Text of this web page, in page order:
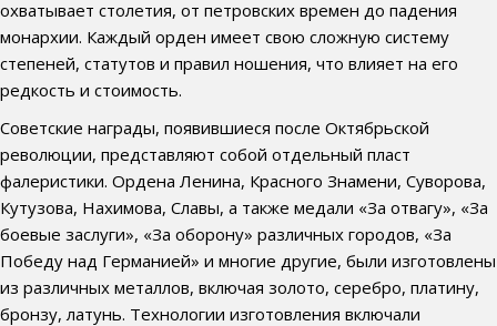
охватывает столетия, от петровских времен до падения
монархии. Каждый орден имеет свою сложную систему
степеней, статутов и правил ношения, что влияет на его
редкость и стоимость.
Советские награды, появившиеся после Октябрьской
революции, представляют собой отдельный пласт
фалеристики. Ордена Ленина, Красного Знамени, Суворова,
Кутузова, Нахимова, Славы, а также медали «За отвагу», «За
боевые заслуги», «За оборону» различных городов, «За
Победу над Германией» и многие другие, были изготовлены
из различных металлов, включая золото, серебро, платину,
бронзу, латунь. Технологии изготовления включали